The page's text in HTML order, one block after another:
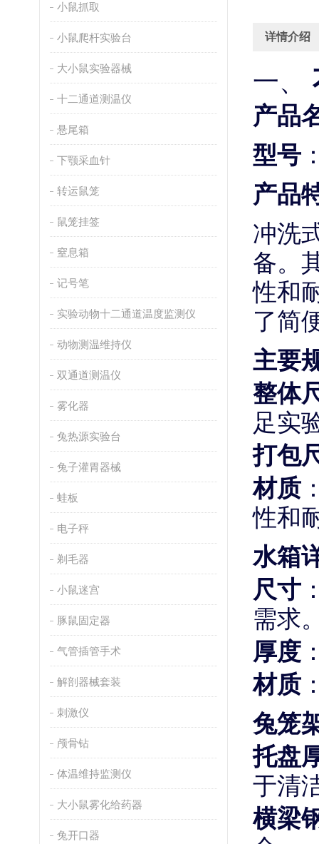
小鼠抓取
小鼠爬杆实验台
大小鼠实验器械
十二通道测温仪
悬尾箱
下颚采血针
转运鼠笼
鼠笼挂签
窒息箱
记号笔
实验动物十二通道温度监测仪
动物测温维持仪
双通道测温仪
雾化器
兔热源实验台
兔子灌胃器械
蛙板
电子秤
剃毛器
小鼠迷宫
豚鼠固定器
气管插管手术
解剖器械套装
刺激仪
颅骨钻
体温维持监测仪
大小鼠雾化给药器
兔开口器
详情介绍
一、
产品
型号
产品
冲洗
备。
性和
了简
主要
整体
足实
打包
材质
性和
水箱
尺寸
需求
厚度
材质
兔笼
托盘
于清
横梁